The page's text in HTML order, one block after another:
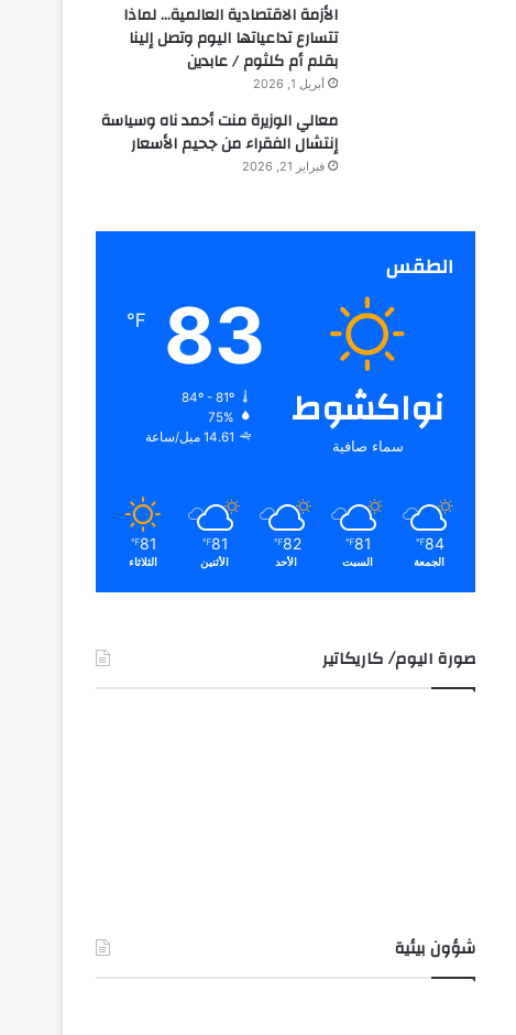
الأزمة الاقتصادية العالمية… لماذا
تتسارع تداعياتها اليوم وتصل إلينا
بقلم أم كلثوم / عابدين
أبريل 1, 2026
معالي الوزيرة منت أحمد ناه وسياسة
إنتشال الفقراء من جحيم الأسعار
فبراير 21, 2026
الطقس
نواكشوط
سماء صافية
83
℉
84º - 81º
75%
14.61 ميل/ساعة
84
℉
الجمعة
81
℉
السبت
82
℉
الأحد
81
℉
الأثنين
81
℉
الثلاثاء
صورة اليوم/ كاريكاتير
شؤون بيئية